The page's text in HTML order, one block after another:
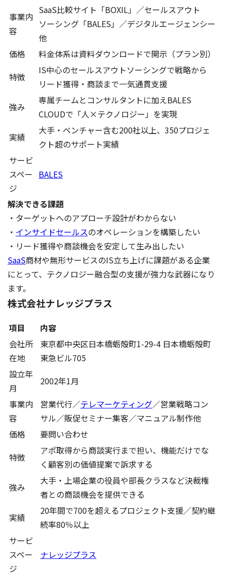
事業内
容
SaaS比較サイト「BOXIL」／セールスアウト
ソーシング「BALES」／デジタルエージェンシー
他
価格
料金体系は資料ダウンロードで開示（プラン別）
特徴
IS中心のセールスアウトソーシングで戦略から
リード獲得・商談まで一気通貫支援
強み
専属チームとコンサルタントに加えBALES
CLOUDで「人×テクノロジー」を実現
実績
大手・ベンチャー含む200社以上、350プロジェ
クト超のサポート実績
サービ
スペー
ジ
BALES
解決できる課題
・ターゲットへのアプローチ設計がわからない
・ インサイドセールスのオペレーションを構築したい
・リード獲得や商談機会を安定して生み出したい
SaaS商材や無形サービスのIS立ち上げに課題がある企業
にとって、テクノロジー融合型の支援が強力な武器になり
ます。
株式会社ナレッジプラス
項目
内容
会社所
在地
東京都中央区日本橋蛎殻町1-29-4 日本橋蛎殻町
東急ビル705
設立年
月
2002年1月
事業内
容
営業代行／テレマーケティング／営業戦略コン
サル／販促セミナー集客／マニュアル制作他
価格
要問い合わせ
特徴
アポ取得から商談実行まで担い、機能だけでな
く顧客別の価値提案で訴求する
強み
大手・上場企業の役員や部長クラスなど決裁権
者との商談機会を提供できる
実績
20年間で700を超えるプロジェクト支援／契約継
続率80％以上
サービ
スペー
ジ
ナレッジプラス